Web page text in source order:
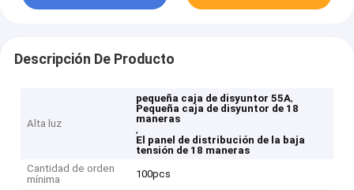
Descripción De Producto
Alta luz
pequeña caja de disyuntor 55A,
Pequeña caja de disyuntor de 18
maneras
,
El panel de distribución de la baja
tensión de 18 maneras
Cantidad de orden
mínima
100pcs